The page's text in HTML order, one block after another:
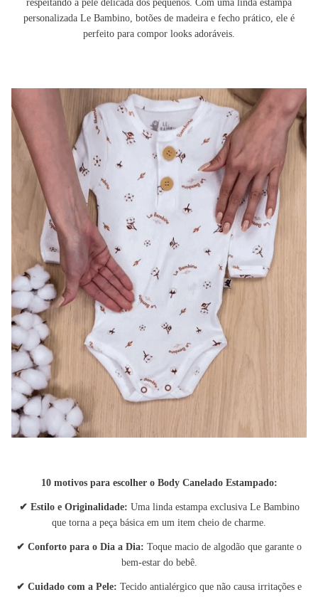
respeitando a pele delicada dos pequenos. Com uma linda estampa
personalizada Le Bambino, botões de madeira e fecho prático, ele é
perfeito para compor looks adoráveis.
10 motivos para escolher o Body Canelado Estampado:
✔ Estilo e Originalidade: Uma linda estampa exclusiva Le Bambino
que torna a peça básica em um item cheio de charme.
✔ Conforto para o Dia a Dia: Toque macio de algodão que garante o
bem-estar do bebê.
✔ Cuidado com a Pele: Tecido antialérgico que não causa irritações e